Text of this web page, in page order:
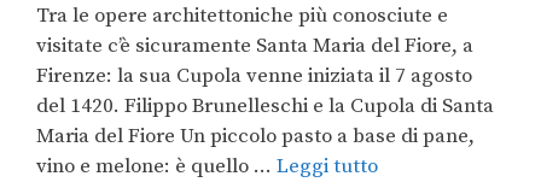
Tra le opere architettoniche più conosciute e
visitate c’è sicuramente Santa Maria del Fiore, a
Firenze: la sua Cupola venne iniziata il 7 agosto
del 1420. Filippo Brunelleschi e la Cupola di Santa
Maria del Fiore Un piccolo pasto a base di pane,
vino e melone: è quello … Leggi tutto